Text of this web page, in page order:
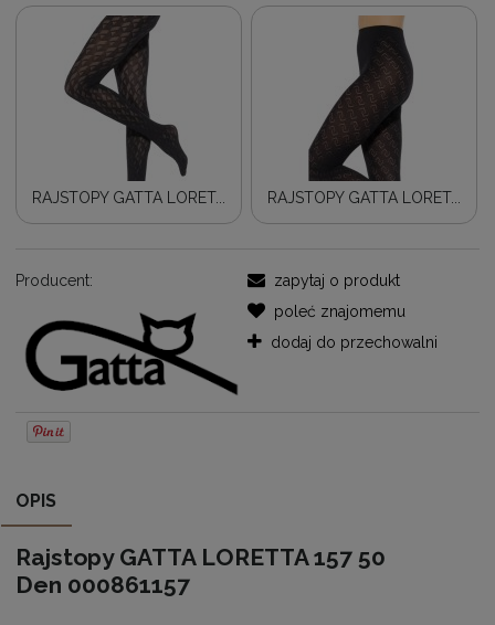
RAJSTOPY GATTA LORET... RAJSTOPY GATTA LORET...
Producent:
zapytaj o produkt
poleć znajomemu
dodaj do przechowalni
OPIS
Rajstopy GATTA LORETTA 157 50
Den 000861157